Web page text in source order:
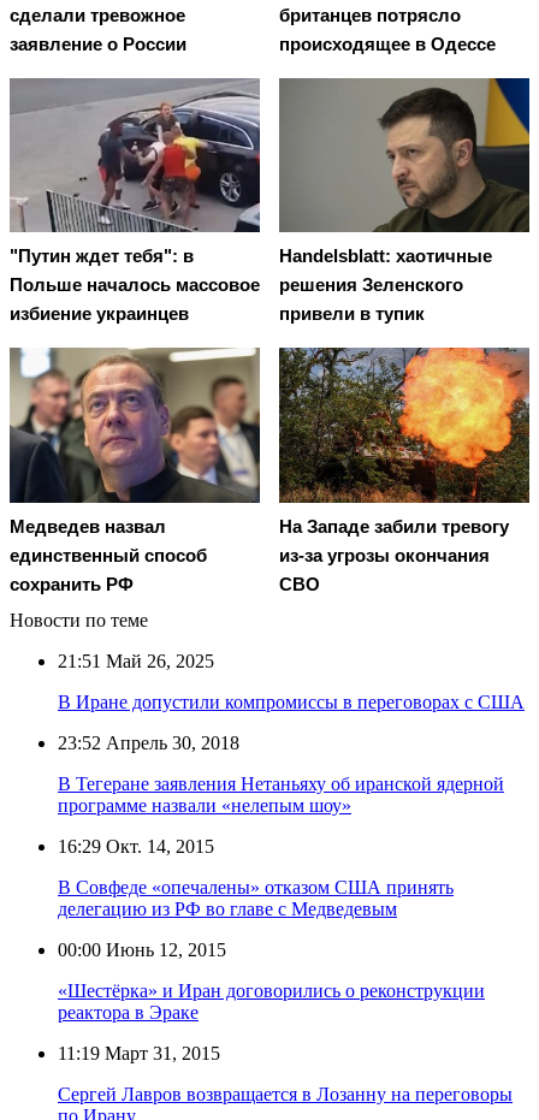
сделали тревожное
заявление о России
британцев потрясло
происходящее в Одессе
"Путин ждет тебя": в
Польше началось массовое
избиение украинцев
Handelsblatt: хаотичные
решения Зеленского
привели в тупик
Медведев назвал
единственный способ
сохранить РФ
На Западе забили тревогу
из-за угрозы окончания
СВО
Новости по теме
21:51 Май 26, 2025
В Иране допустили компромиссы в переговорах с США
23:52 Апрель 30, 2018
В Тегеране заявления Нетаньяху об иранской ядерной
программе назвали «нелепым шоу»
16:29 Окт. 14, 2015
В Совфеде «опечалены» отказом США принять
делегацию из РФ во главе с Медведевым
00:00 Июнь 12, 2015
«Шестёрка» и Иран договорились о реконструкции
реактора в Эраке
11:19 Март 31, 2015
Сергей Лавров возвращается в Лозанну на переговоры
по Ирану